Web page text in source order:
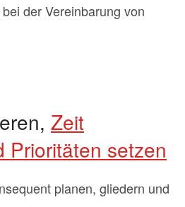
der Vereinbarung von
Zeit
Prioritäten setzen
planen, gliedern und